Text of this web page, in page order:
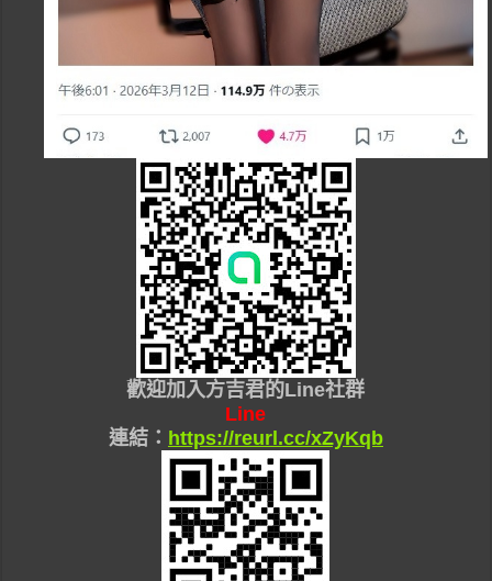
歡迎加入方吉君的Line社群
Line
連結： https://reurl.cc/xZyKqb